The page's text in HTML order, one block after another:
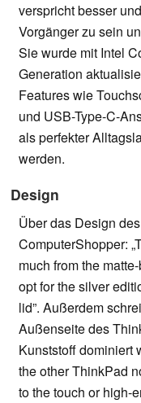
verspricht besser
Vorgänger zu sein
Sie wurde mit Intel
Generation
Features wie
und USB-Type-C-
als perfekter
werden.
Design
Über das Design
ComputerShopper:
much from the
opt for the silver
lid”. Außerdem
Außenseite des
Kunststoff dominiert
the other ThinkPad
to the touch or high-